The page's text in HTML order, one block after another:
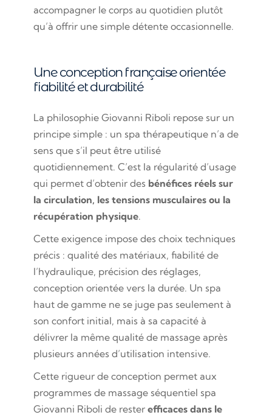
accompagner le corps au quotidien plutôt
qu’à offrir une simple détente occasionnelle.
Une conception française orientée
fiabilité et durabilité
La philosophie Giovanni Riboli repose sur un
principe simple : un spa thérapeutique n’a de
sens que s’il peut être utilisé
quotidiennement. C’est la régularité d’usage
qui permet d’obtenir des bénéfices réels sur
la circulation, les tensions musculaires ou la
récupération physique.
Cette exigence impose des choix techniques
précis : qualité des matériaux, fiabilité de
l’hydraulique, précision des réglages,
conception orientée vers la durée. Un spa
haut de gamme ne se juge pas seulement à
son confort initial, mais à sa capacité à
délivrer la même qualité de massage après
plusieurs années d’utilisation intensive.
Cette rigueur de conception permet aux
programmes de massage séquentiel spa
Giovanni Riboli de rester efficaces dans le